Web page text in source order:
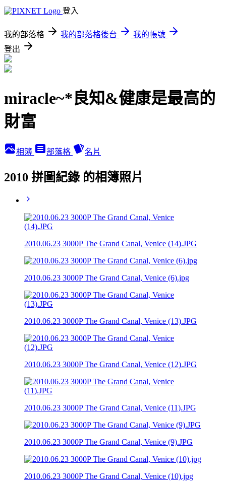
登入
我的部落格 我的部落格後台
我的帳號
登出
miracle~*良知&健康是最高的
財富
相簿 部落格 名片
2010 拼圖紀錄 的相簿照片
2010.06.23 3000P The Grand Canal, Venice (14).JPG
2010.06.23 3000P The Grand Canal, Venice (6).jpg
2010.06.23 3000P The Grand Canal, Venice (13).JPG
2010.06.23 3000P The Grand Canal, Venice (12).JPG
2010.06.23 3000P The Grand Canal, Venice (11).JPG
2010.06.23 3000P The Grand Canal, Venice (9).JPG
2010.06.23 3000P The Grand Canal, Venice (10).jpg